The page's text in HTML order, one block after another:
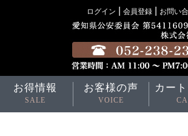
ログイン 会員登録 お問い
お得情報
SALE
お客様の声
VOICE
カー